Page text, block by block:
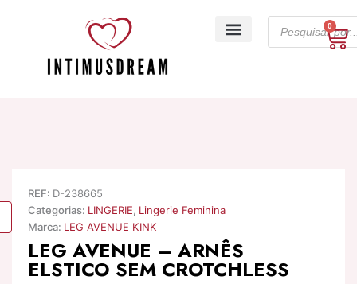
search
0
REF: D-238665
Categorias: LINGERIE, Lingerie Feminina
Marca: LEG AVENUE KINK
LEG AVENUE – ARNÊS
ELSTICO SEM CROTCHLESS